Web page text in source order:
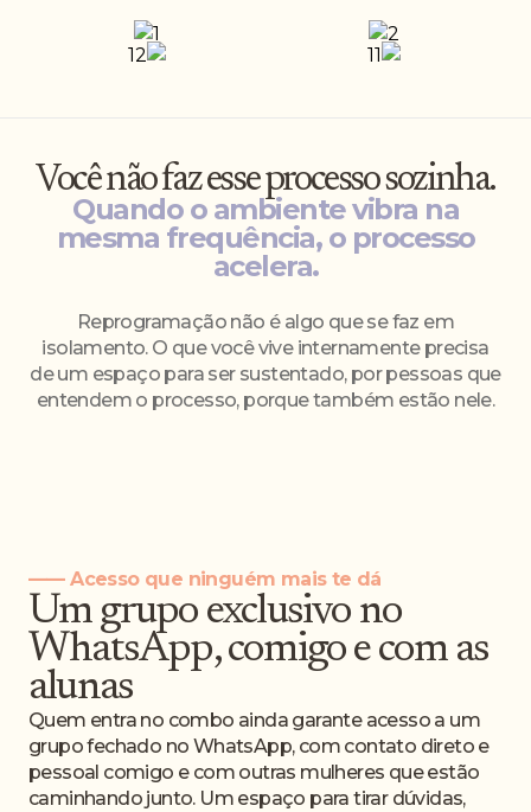
Você não faz esse processo sozinha.
Quando o ambiente vibra na
mesma frequência, o processo
acelera.
Reprogramação não é algo que se faz em
isolamento. O que você vive internamente precisa
de um espaço para ser sustentado, por pessoas que
entendem o processo, porque também estão nele.
—— Acesso que ninguém mais te dá
Um grupo exclusivo no
WhatsApp, comigo e com as
alunas
Quem entra no combo ainda garante acesso a um
grupo fechado no WhatsApp, com contato direto e
pessoal comigo e com outras mulheres que estão
caminhando junto. Um espaço para tirar dúvidas,